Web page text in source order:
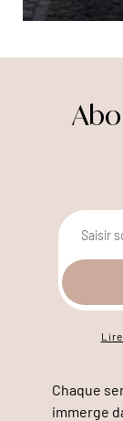
Chaque
immerge